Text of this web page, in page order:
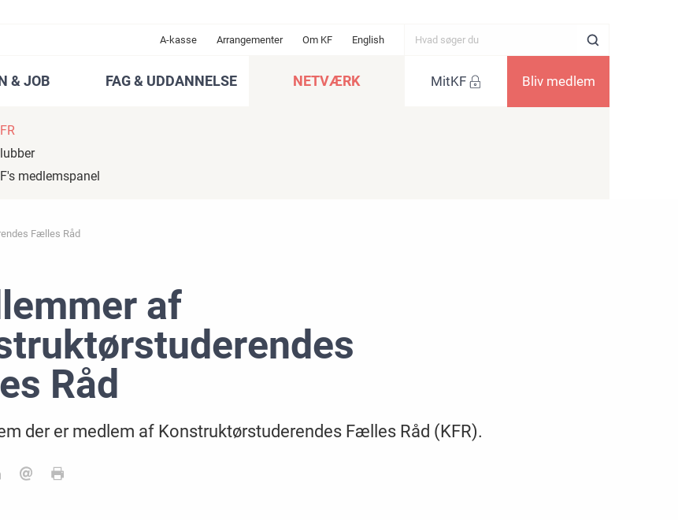
A-kasse Arrangementer Om KF English
& JOB FAG & UDDANNELSE NETVÆRK MitKF Bliv medlem
medlemspanel
Fælles Råd
af
Råd
der er medlem af Konstruktørstuderendes Fælles Råd (KFR).